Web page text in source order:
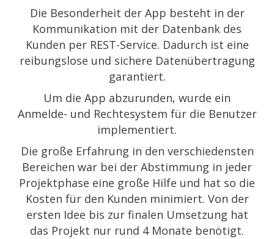
Die Besonderheit der App besteht in der
Kommunikation mit der Datenbank des
Kunden per REST-Service. Dadurch ist eine
reibungslose und sichere Datenübertragung
garantiert.
Um die App abzurunden, wurde ein
Anmelde- und Rechtesystem für die Benutzer
implementiert.
Die große Erfahrung in den verschiedensten
Bereichen war bei der Abstimmung in jeder
Projektphase eine große Hilfe und hat so die
Kosten für den Kunden minimiert. Von der
ersten Idee bis zur finalen Umsetzung hat
das Projekt nur rund 4 Monate benötigt.